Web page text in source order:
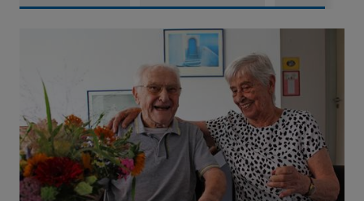
„Wir waren uns eigentlich nie böse“